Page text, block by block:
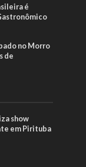
é
no Morro
de
show
em Pirituba